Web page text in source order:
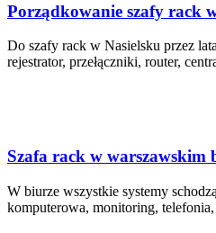
Porządkowanie szafy rack
Do szafy rack w Nasielsku przez
rejestrator, przełączniki, router,
Szafa rack w warszawskim
W biurze wszystkie systemy
komputerowa, monitoring,